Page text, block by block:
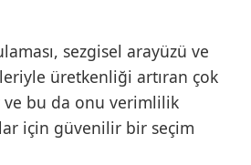
sezgisel arayüzü ve
üretkenliği artıran çok
ve bu da onu verimlilik
için güvenilir bir seçim